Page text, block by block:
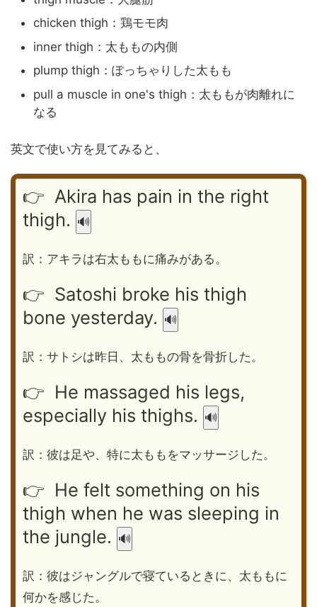
chicken thigh：鶏モモ肉
inner thigh：太ももの内側
plump thigh：ぽっちゃりした太もも
pull a muscle in one's thigh：太ももが肉離れに
なる
英文で使い方を見てみると、
👉 Akira has pain in the right
thigh. 🔊
訳：アキラは右太ももに痛みがある。
👉 Satoshi broke his thigh
bone yesterday. 🔊
訳：サトシは昨日、太ももの骨を骨折した。
👉 He massaged his legs,
especially his thighs. 🔊
訳：彼は足や、特に太ももをマッサージした。
👉 He felt something on his
thigh when he was sleeping in
the jungle. 🔊
訳：彼はジャングルで寝ているときに、太ももに
何かを感じた。